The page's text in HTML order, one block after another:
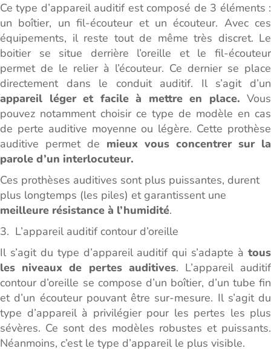
Ce type d’appareil auditif est composé de 3 éléments :
un boîtier, un fil-écouteur et un écouteur. Avec ces
équipements, il reste tout de même très discret. Le
boitier se situe derrière l’oreille et le fil-écouteur
permet de le relier à l’écouteur. Ce dernier se place
directement dans le conduit auditif. Il s’agit d’un
appareil léger et facile à mettre en place. Vous
pouvez notamment choisir ce type de modèle en cas
de perte auditive moyenne ou légère. Cette prothèse
auditive permet de mieux vous concentrer sur la
parole d’un interlocuteur.
Ces prothèses auditives sont plus puissantes, durent
plus longtemps (les piles) et garantissent une
meilleure résistance à l’humidité.
3. L’appareil auditif contour d’oreille
Il s’agit du type d’appareil auditif qui s’adapte à tous
les niveaux de pertes auditives. L’appareil auditif
contour d’oreille se compose d’un boîtier, d’un tube fin
et d’un écouteur pouvant être sur-mesure. Il s’agit du
type d’appareil à privilégier pour les pertes les plus
sévères. Ce sont des modèles robustes et puissants.
Néanmoins, c’est le type d’appareil le plus visible.